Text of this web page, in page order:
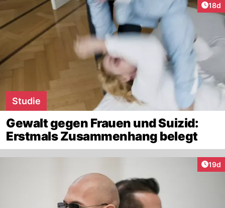
18d
Studie
Gewalt gegen Frauen und Suizid:
Erstmals Zusammenhang belegt
19d